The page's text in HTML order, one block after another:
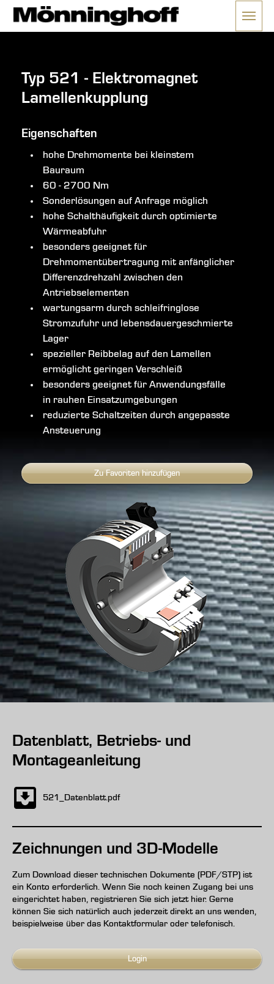
Menü
Typ 521 - Elektromagnet
Lamellenkupplung
Eigenschaften
hohe Drehmomente bei kleinstem
Bauraum
60 - 2700 Nm
Sonderlösungen auf Anfrage möglich
hohe Schalthäufigkeit durch optimierte
Wärmeabfuhr
besonders geeignet für
Drehmomentübertragung mit anfänglicher
Differenzdrehzahl zwischen den
Antriebselementen
wartungsarm durch schleifringlose
Stromzufuhr und lebensdauergeschmierte
Lager
spezieller Reibbelag auf den Lamellen
ermöglicht geringen Verschleiß
besonders geeignet für Anwendungsfälle
in rauhen Einsatzumgebungen
reduzierte Schaltzeiten durch angepasste
Ansteuerung
Zu Favoriten hinzufügen
Datenblatt, Betriebs- und
Montageanleitung
521_Datenblatt.pdf
Zeichnungen und 3D-Modelle
Zum Download dieser technischen Dokumente (PDF/STP) ist
ein Konto erforderlich. Wenn Sie noch keinen Zugang bei uns
eingerichtet haben, registrieren Sie sich jetzt hier. Gerne
können Sie sich natürlich auch jederzeit direkt an uns wenden,
beispielweise über das Kontaktformular oder telefonisch.
Login